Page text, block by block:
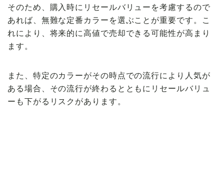
そのため、購入時にリセールバリューを考慮するので
あれば、無難な定番カラーを選ぶことが重要です。こ
れにより、将来的に高値で売却できる可能性が高まり
ます。
また、特定のカラーがその時点での流行により人気が
ある場合、その流行が終わるとともにリセールバリュ
ーも下がるリスクがあります。